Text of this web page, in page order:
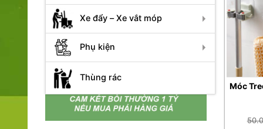
Xe đẩy – Xe vắt móp
Phụ kiện
Thùng rác
Móc